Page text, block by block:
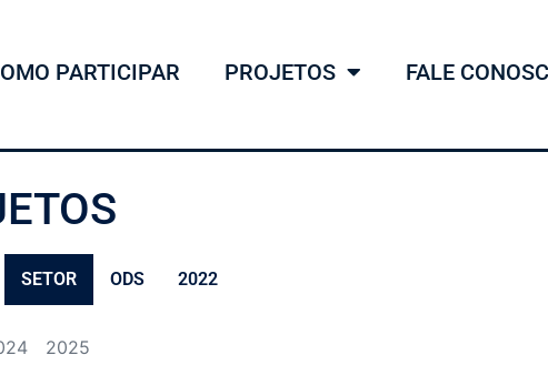
PARTICIPAR PROJETOS
FALE
SETOR ODS 2022
2025